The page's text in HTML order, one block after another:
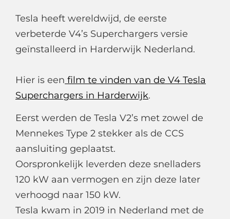
Tesla heeft wereldwijd, de eerste
verbeterde V4’s Superchargers versie
geïnstalleerd in Harderwijk Nederland.
Hier is een film te vinden van de V4 Tesla
Superchargers in Harderwijk.
Eerst werden de Tesla V2’s met zowel de
Mennekes Type 2 stekker als de CCS
aansluiting geplaatst.
Oorspronkelijk leverden deze snelladers
120 kW aan vermogen en zijn deze later
verhoogd naar 150 kW.
Tesla kwam in 2019 in Nederland met de